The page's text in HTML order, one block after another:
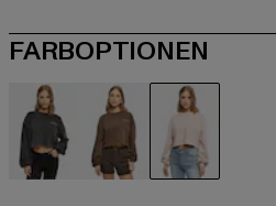
FARBOPTIONEN